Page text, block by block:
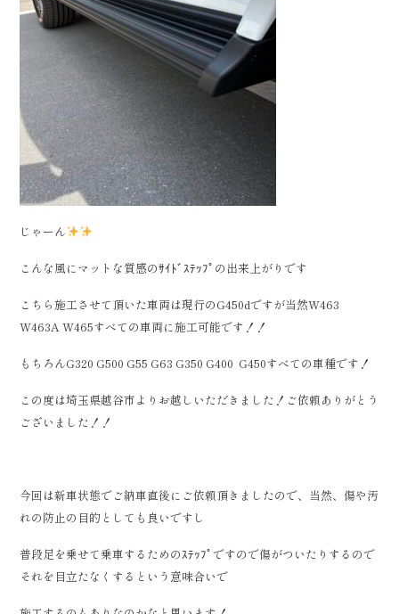
じゃーん
こんな風にマットな質感のｻｲﾄﾞｽﾃｯﾌﾟの出来上がりです
こちら施工させて頂いた車両は現行のG450dですが当然W463
W463A W465すべての車両に施工可能です！！
もちろんG320 G500 G55 G63 G350 G400 G450すべての車種です！
この度は埼玉県越谷市よりお越しいただきました！ご依頼ありがとう
ございました！！
今回は新車状態でご納車直後にご依頼頂きましたので、当然、傷や汚
れの防止の目的としても良いですし
普段足を乗せて乗車するためのｽﾃｯﾌﾟですので傷がついたりするので
それを目立たなくするという意味合いで